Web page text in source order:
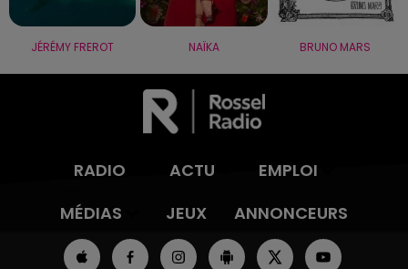
JÉRÉMY FREROT NAÏKA BRUNO MARS
RADIO ACTU
EMPLOI
MÉDIAS
JEUX ANNONCEURS